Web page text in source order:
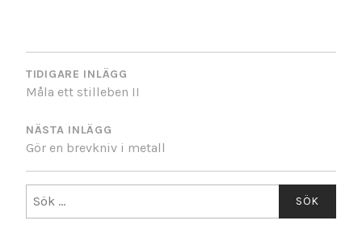
INLÄGGSNAVIGERING
TIDIGARE INLÄGG
Måla ett stilleben II
NÄSTA INLÄGG
Gör en brevkniv i metall
efter: